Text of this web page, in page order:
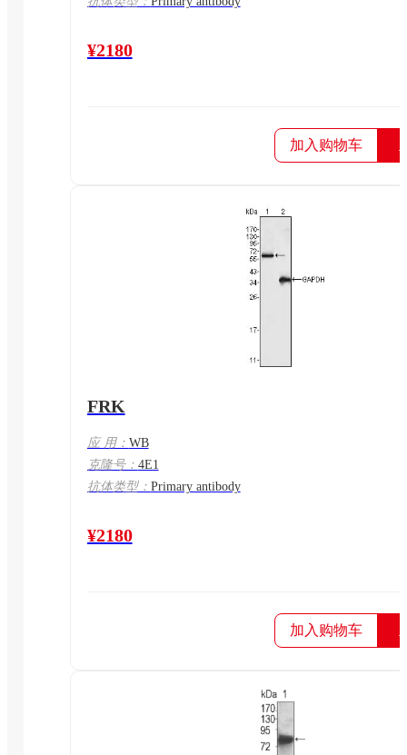
¥2180
加入购物车
FRK
应 用： WB
克隆号： 4E1
抗体类型： Primary antibody
¥2180
加入购物车